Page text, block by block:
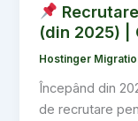
(din 2025) |
Hostinger
Începând din
de recrutare